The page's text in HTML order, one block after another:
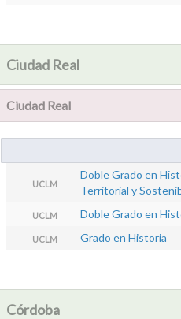
Ciudad Real
Ciudad Real
UCLM
Doble Grado en
Territorial y
UCLM Doble Grado en
UCLM Grado en Historia
Córdoba